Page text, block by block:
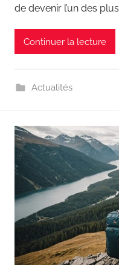
de devenir l’un des plus
Continuer la lecture
Actualités